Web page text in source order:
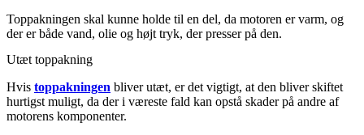
Toppakningen skal kunne holde til en del, da motoren er varm, og
der er både vand, olie og højt tryk, der presser på den.
Utæt toppakning
Hvis toppakningen bliver utæt, er det vigtigt, at den bliver skiftet
hurtigst muligt, da der i væreste fald kan opstå skader på andre af
motorens komponenter.